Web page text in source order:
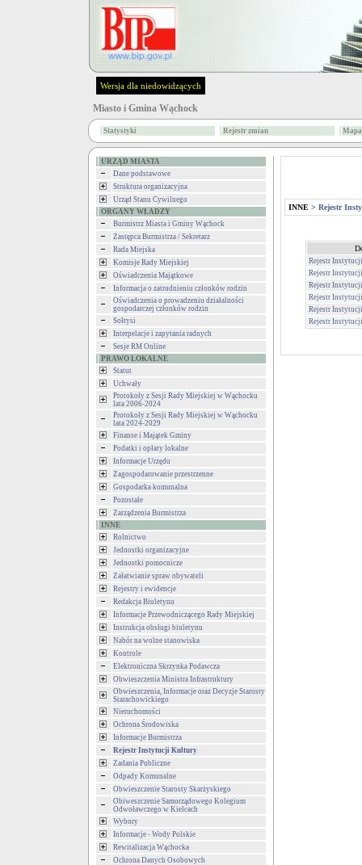
Wersja dla niedowidzących
Miasto i Gmina Wąchock
Statystyki Rejestr zmian
URZĄD MIASTA
Dane podstawowe
Struktura organizacyjna
Urząd Stanu Cywilnego
ORGANY WŁADZY
Burmistrz Miasta i Gminy Wąchock
Zastępca Burmistrza / Sekretarz
Rada Miejska
Komisje Rady Miejskiej
Oświadczenia Majątkowe
Informacja o zatrudnieniu członków rodzin
Oświadczenia o prowadzeniu działalności
gospodarczej członków rodzin
Sołtysi
Interpelacje i zapytania radnych
Sesje RM Online
PRAWO LOKALNE
Statut
Uchwały
Protokoły z Sesji Rady Miejskiej w Wąchocku
lata 2006-2024
Protokoły z Sesji Rady Miejskiej w Wąchocku
lata 2024-2029
Finanse i Majątek Gminy
Podatki i opłaty lokalne
Informacje Urzędu
Zagospodarowanie przestrzenne
Gospodarka komunalna
Pozostałe
Zarządzenia Burmistrza
INNE
Rolnictwo
Jednostki organizacyjne
Jednostki pomocnicze
Załatwianie spraw obywateli
Rejestry i ewidencje
Redakcja Biuletynu
Informacje Przewodniczącego Rady Miejskiej
Instrukcja obsługi biuletynu
Nabór na wolne stanowiska
Kontrole
Elektroniczna Skrzynka Podawcza
Obwieszczenia Ministra Infrastruktury
Obwieszczenia, Informacje oraz Decyzje Starosty
Starachowickiego
Nieruchomości
Ochrona Środowiska
Informacje Burmistrza
Rejestr Instytucji Kultury
Zadania Publiczne
Odpady Komunalne
Obwieszczenie Starosty Skarżyskiego
Obiweszczenie Samorządowego Kolegium
Odwoławczego w Kielcach
Wybory
Informacje - Wody Polskie
Rewitalizacja Wąchocka
Ochrona Danych Osobowych
INNE > Rejestr
Rejestr
Rejestr
Rejestr
Rejestr
Rejestr
Rejestr